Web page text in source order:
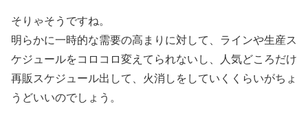
そりゃそうですね。
明らかに一時的な需要の高まりに対して、ラインや生産ス
ケジュールをコロコロ変えてられないし、人気どころだけ
再販スケジュール出して、火消しをしていくくらいがちょ
うどいいのでしょう。